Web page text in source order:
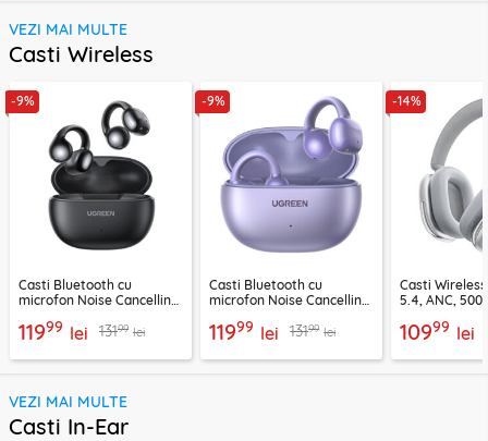
VEZI MAI MULTE
Casti Wireless
-9%
Casti Bluetooth cu
microfon Noise Cancelling
11999 lei 13199 lei
-9%
Casti Bluetooth cu
microfon Noise Cancelling
11999 lei 13199 lei
-14%
Casti
5.4, ANC,
10999 lei
VEZI MAI MULTE
Casti In-Ear